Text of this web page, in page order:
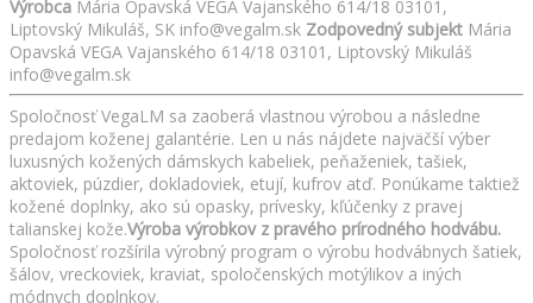
Výrobca Mária Opavská VEGA Vajanského 614/18 03101,
Liptovský Mikuláš, SK info@vegalm.sk Zodpovedný subjekt Mária
Opavská VEGA Vajanského 614/18 03101, Liptovský Mikuláš
info@vegalm.sk
Spoločnosť VegaLM sa zaoberá vlastnou výrobou a následne
predajom koženej galantérie. Len u nás nájdete najväčší výber
luxusných kožených dámskych kabeliek, peňaženiek, tašiek,
aktoviek, púzdier, dokladoviek, etují, kufrov atď. Ponúkame taktiež
kožené doplnky, ako sú opasky, prívesky, kľúčenky z pravej
talianskej kože.Výroba výrobkov z pravého prírodného hodvábu.
Spoločnosť rozšírila výrobný program o výrobu hodvábnych šatiek,
šálov, vreckoviek, kraviat, spoločenských motýlikov a iných
módnych doplnkov.